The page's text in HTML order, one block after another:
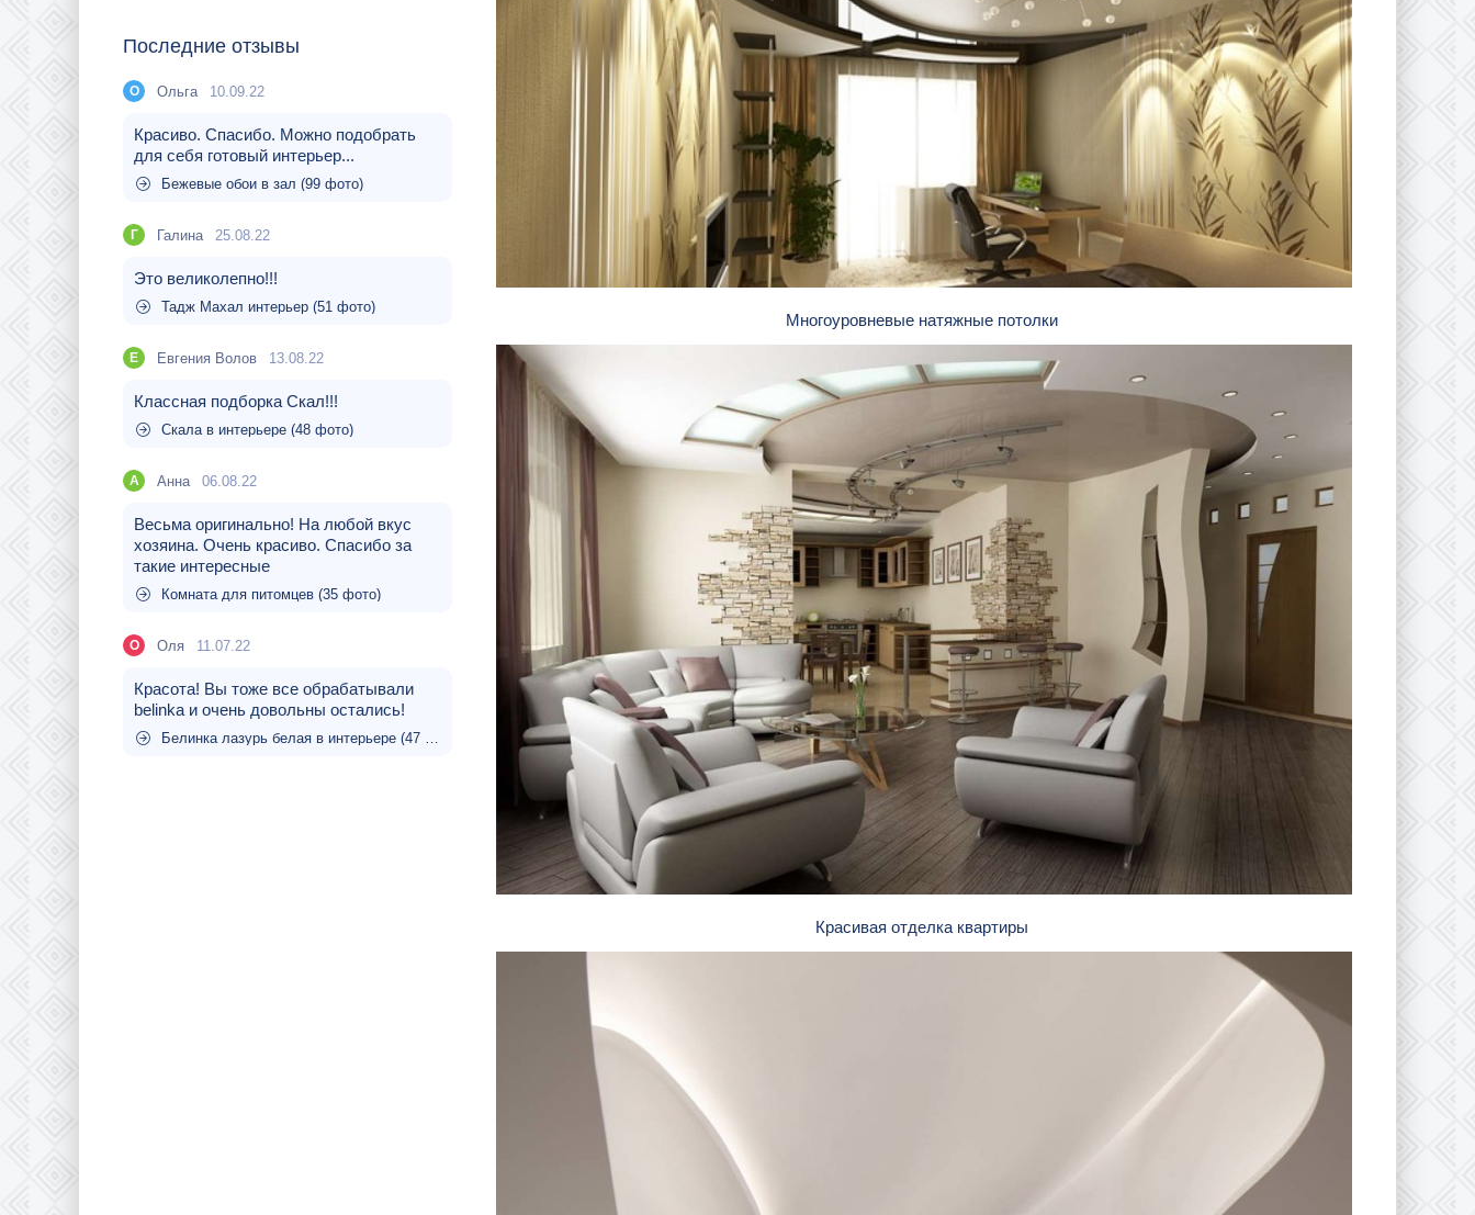
Последние отзывы
О Ольга 10.09.22
Красиво. Спасибо. Можно подобрать
для себя готовый интерьер...
Бежевые обои в зал (99 фото)
Г Галина 25.08.22
Это великолепно!!!
Тадж Махал интерьер (51 фото)
Е Евгения Волов 13.08.22
Классная подборка Скал!!!
Скала в интерьере (48 фото)
A Aнна 06.08.22
Весьма оригинально! На любой вкус
хозяина. Очень красиво. Спасибо за
такие интересные
Комната для питомцев (35 фото)
О Оля 11.07.22
Красота! Вы тоже все обрабатывали
belinka и очень довольны остались!
Белинка лазурь белая в интерьере (47 фото)
Многоуровневые натяжные потолки
Красивая отделка квартиры